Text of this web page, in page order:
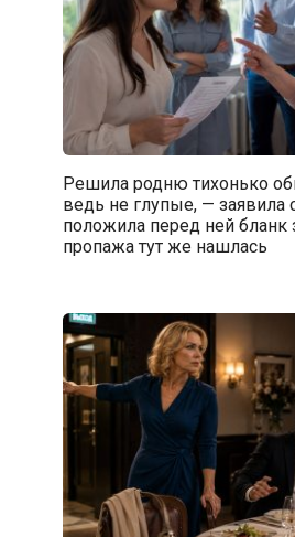
Решила родню тихонько
ведь не глупые, — заявила
положила перед ней бланк
пропажа тут же нашлась